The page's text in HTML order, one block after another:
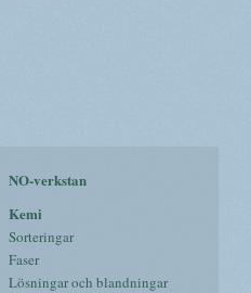
NO-verkstan
Kemi
Sorteringar
Faser
Lösningar och blandningar